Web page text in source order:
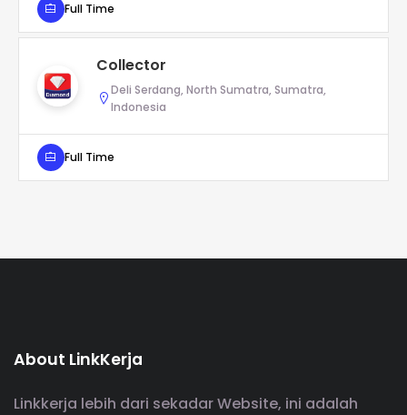
Full Time
Collector
Deli Serdang, North Sumatra, Sumatra,
Indonesia
Full Time
About LinkKerja
Linkkerja lebih dari sekadar Website, ini adalah